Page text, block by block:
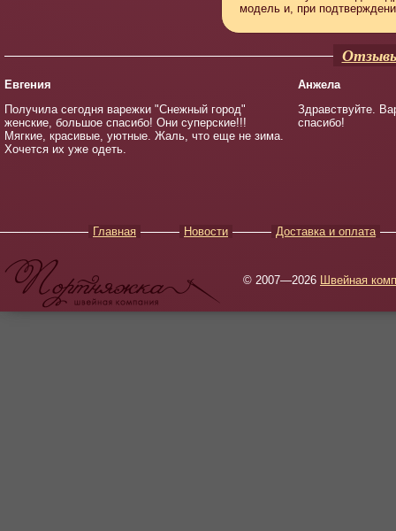
модель и, при
Евгения
Получила сегодня варежки "Снежный город"
женские, большое спасибо! Они суперские!!!
Мягкие, красивые, уютные. Жаль, что еще не зима.
Хочется их уже одеть.
Анжела
Здравствуйте.
спасибо!
Главная Новости Доставка и оплата
© 2007—2026 Швейная